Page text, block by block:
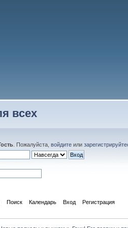
всех
. Пожалуйста,войдите или
Поиск Календарь Вход Регистрация